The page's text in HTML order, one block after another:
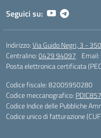
Seguici su:
Indirizzo:Via Guido Negri, 3 -
Centralino:0429 94097 Email:
Posta elettronica certificata
Codice fiscale: 82005950280
Codice meccanografico:
Codice Indice delle Pubbliche
Codice unico di fatturazione